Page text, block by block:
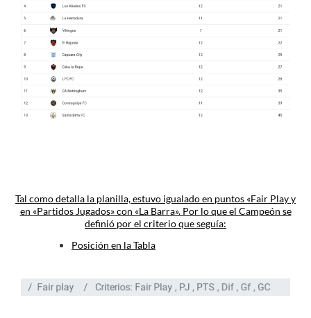
Tal como detalla la planilla, estuvo igualado en puntos «Fair Play y
en «Partidos Jugados» con «La Barra». Por lo que el Campeón se
definió por el criterio que seguía:
Posición en la Tabla